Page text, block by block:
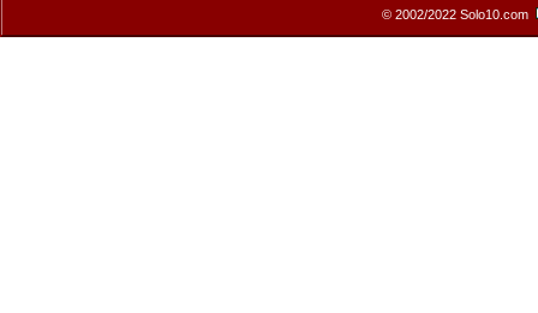
© 2002/2022 Solo10.com